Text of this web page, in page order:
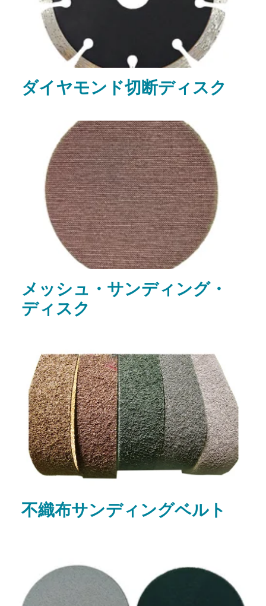
ダイヤモンド切断ディスク
メッシュ・サンディング・
ディスク
不織布サンディングベルト